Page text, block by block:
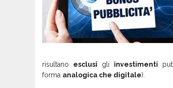
risultano esclusi gli investimenti
forma analogica che digitale).